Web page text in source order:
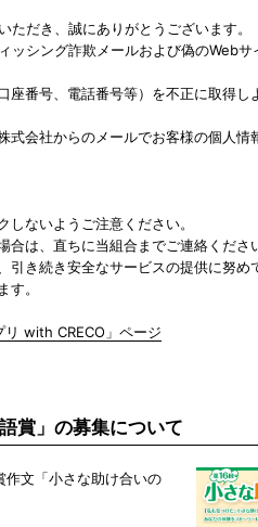
だき、誠にありがとうございます。
シング詐欺メールおよび偽のWebサ
座番号、電話番号等）を不正に取得し
会社からのメールでお客様の個人情
ないようご注意ください。
は、直ちに当組合までご連絡くださ
引き続き安全なサービスの提供に努め
。
リ with CRECO」ページ
賞」の募集について
作文「小さな助け合いの